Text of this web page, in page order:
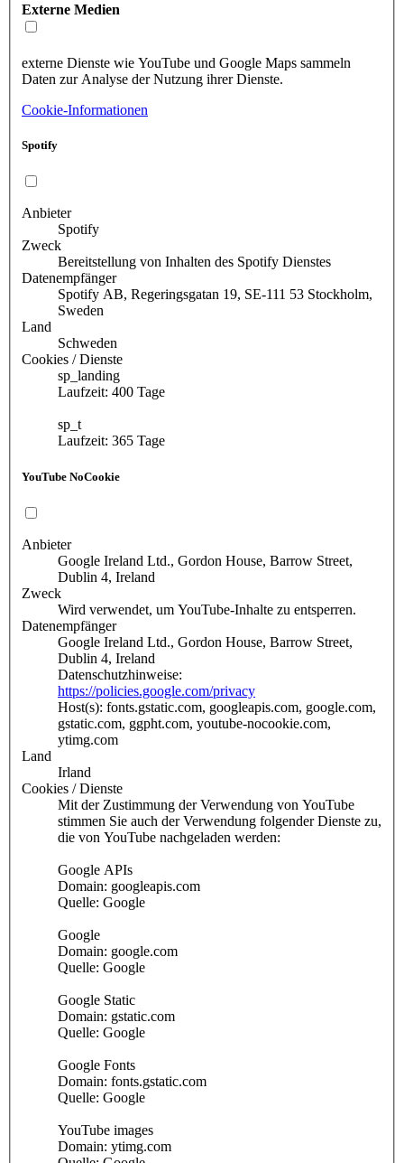
Externe Medien
externe Dienste wie YouTube und Google Maps sammeln
Daten zur Analyse der Nutzung ihrer Dienste.
Cookie-Informationen
Spotify
Anbieter
Spotify
Zweck
Bereitstellung von Inhalten des Spotify Dienstes
Datenempfänger
Spotify AB, Regeringsgatan 19, SE-111 53 Stockholm,
Sweden
Land
Schweden
Cookies / Dienste
sp_landing
Laufzeit: 400 Tage
sp_t
Laufzeit: 365 Tage
YouTube NoCookie
Anbieter
Google Ireland Ltd., Gordon House, Barrow Street,
Dublin 4, Ireland
Zweck
Wird verwendet, um YouTube-Inhalte zu entsperren.
Datenempfänger
Google Ireland Ltd., Gordon House, Barrow Street,
Dublin 4, Ireland
Datenschutzhinweise:
https://policies.google.com/privacy
Host(s): fonts.gstatic.com, googleapis.com, google.com,
gstatic.com, ggpht.com, youtube-nocookie.com,
ytimg.com
Land
Irland
Cookies / Dienste
Mit der Zustimmung der Verwendung von YouTube
stimmen Sie auch der Verwendung folgender Dienste zu,
die von YouTube nachgeladen werden:
Google APIs
Domain: googleapis.com
Quelle: Google
Google
Domain: google.com
Quelle: Google
Google Static
Domain: gstatic.com
Quelle: Google
Google Fonts
Domain: fonts.gstatic.com
Quelle: Google
YouTube images
Domain: ytimg.com